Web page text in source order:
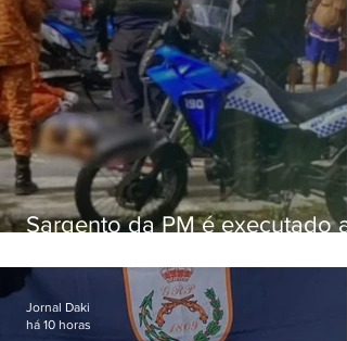
Sargento da PM é executado a
em Vaz Lobo
Jornal Daki
há 10 horas